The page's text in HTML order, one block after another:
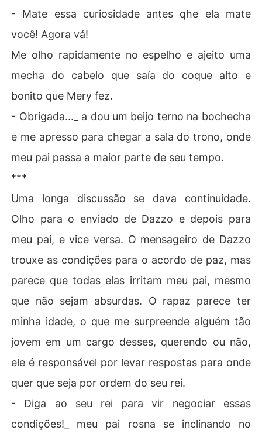
- Mate essa curiosidade antes qhe ela mate
você! Agora vá!
Me olho rapidamente no espelho e ajeito uma
mecha do cabelo que saía do coque alto e
bonito que Mery fez.
- Obrigada..._ a dou um beijo terno na bochecha
e me apresso para chegar a sala do trono, onde
meu pai passa a maior parte de seu tempo.
***
Uma longa discussão se dava continuidade.
Olho para o enviado de Dazzo e depois para
meu pai, e vice versa. O mensageiro de Dazzo
trouxe as condições para o acordo de paz, mas
parece que todas elas irritam meu pai, mesmo
que não sejam absurdas. O rapaz parece ter
minha idade, o que me surpreende alguém tão
jovem em um cargo desses, querendo ou não,
ele é responsável por levar respostas para onde
quer que seja por ordem do seu rei.
- Diga ao seu rei para vir negociar essas
condições!_ meu pai rosna se inclinando no